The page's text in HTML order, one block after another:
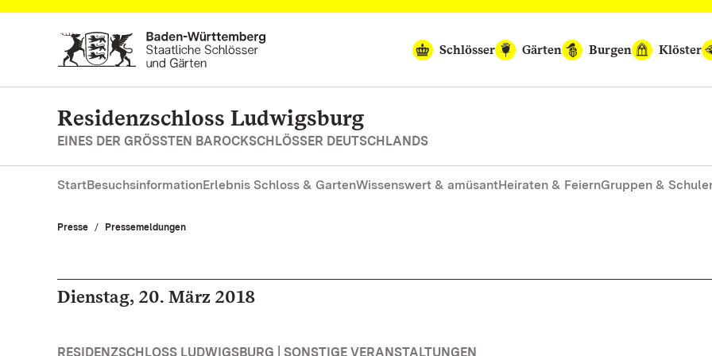
Zum Hauptinhalt springen
Schlösser
Gärten Burgen Klöster
Residenzschloss Ludwigsburg
EINES DER GRÖSSTEN BAROCKSCHLÖSSER DEUTSCHLANDS
StartBesuchsinformationErlebnis Schloss & GartenWissenswert & amüsantHeiraten & FeiernGruppen &
Presse Pressemeldungen
Dienstag, 20. März 2018
RESIDENZSCHLOSS LUDWIGSBURG | SONSTIGE VERANSTALTUNGEN